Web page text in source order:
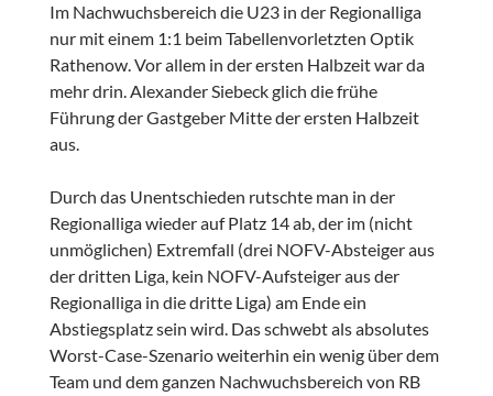
Im Nachwuchsbereich die U23 in der Regionalliga
nur mit einem 1:1 beim Tabellenvorletzten Optik
Rathenow. Vor allem in der ersten Halbzeit war da
mehr drin. Alexander Siebeck glich die frühe
Führung der Gastgeber Mitte der ersten Halbzeit
aus.
Durch das Unentschieden rutschte man in der
Regionalliga wieder auf Platz 14 ab, der im (nicht
unmöglichen) Extremfall (drei NOFV-Absteiger aus
der dritten Liga, kein NOFV-Aufsteiger aus der
Regionalliga in die dritte Liga) am Ende ein
Abstiegsplatz sein wird. Das schwebt als absolutes
Worst-Case-Szenario weiterhin ein wenig über dem
Team und dem ganzen Nachwuchsbereich von RB